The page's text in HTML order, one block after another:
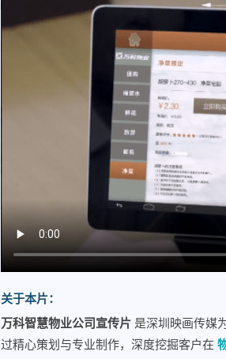
关于本片：
万科智慧物业公司宣传片 是深圳映画传媒
过精心策划与专业制作，深度挖掘客户在